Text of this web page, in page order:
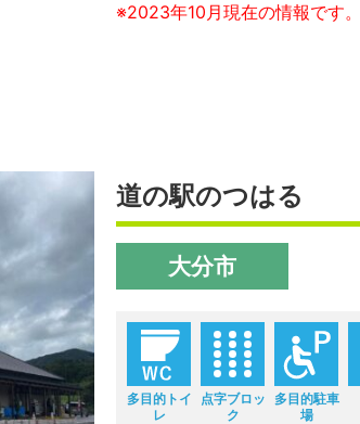
※2023年10月現在の情報です。
道の駅のつはる
大分市
多目的トイ
レ
点字ブロッ
ク
多目的駐車
場